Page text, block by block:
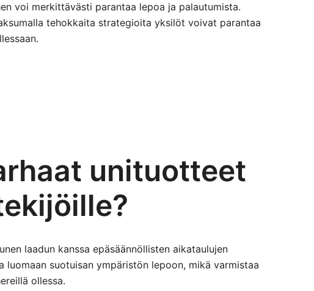
voi merkittävästi parantaa lepoa ja palautumista.
tehokkaita strategioita yksilöt voivat parantaa
unituotteet
laadun kanssa epäsäännöllisten aikataulujen
suotuisan ympäristön lepoon, mikä varmistaa
ollessa.